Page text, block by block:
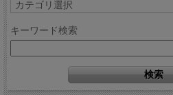
キーワード検索